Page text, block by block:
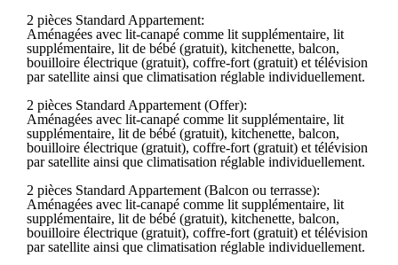
2 pièces Standard Appartement:
Aménagées avec lit-canapé comme lit supplémentaire, lit
supplémentaire, lit de bébé (gratuit), kitchenette, balcon,
bouilloire électrique (gratuit), coffre-fort (gratuit) et télévision
par satellite ainsi que climatisation réglable individuellement.
2 pièces Standard Appartement (Offer):
Aménagées avec lit-canapé comme lit supplémentaire, lit
supplémentaire, lit de bébé (gratuit), kitchenette, balcon,
bouilloire électrique (gratuit), coffre-fort (gratuit) et télévision
par satellite ainsi que climatisation réglable individuellement.
2 pièces Standard Appartement (Balcon ou terrasse):
Aménagées avec lit-canapé comme lit supplémentaire, lit
supplémentaire, lit de bébé (gratuit), kitchenette, balcon,
bouilloire électrique (gratuit), coffre-fort (gratuit) et télévision
par satellite ainsi que climatisation réglable individuellement.